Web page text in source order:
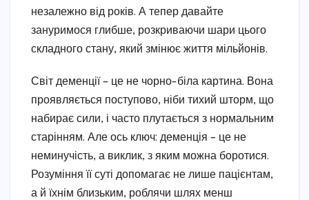
незалежно від років. А тепер давайте
зануримося глибше, розкриваючи шари цього
складного стану, який змінює життя мільйонів.
Світ деменції – це не чорно-біла картина. Вона
проявляється поступово, ніби тихий шторм, що
набирає сили, і часто плутається з нормальним
старінням. Але ось ключ: деменція – це не
неминучість, а виклик, з яким можна боротися.
Розуміння її суті допомагає не лише пацієнтам,
а й їхнім близьким, роблячи шлях менш